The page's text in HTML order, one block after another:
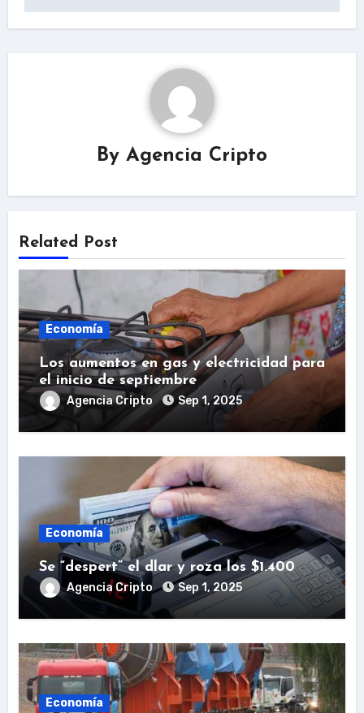
By Agencia Cripto
Related Post
Economía
Los aumentos en gas y electricidad para
el inicio de septiembre
Agencia Cripto Sep 1, 2025
Economía
Se “despert” el dlar y roza los $1.400
Agencia Cripto Sep 1, 2025
Economía